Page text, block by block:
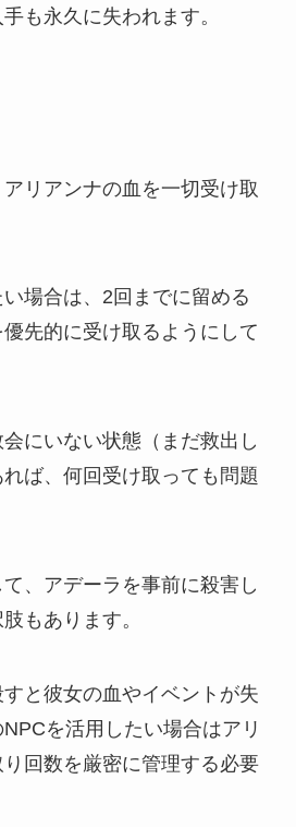
も永久に失われます。
リアンナの血を一切受け取
場合は、2回までに留める
先的に受け取るようにして
にいない状態（まだ救出し
ば、何回受け取っても問題
、アデーラを事前に殺害し
もあります。
と彼女の血やイベントが失
を活用したい場合はアリ
回数を厳密に管理する必要